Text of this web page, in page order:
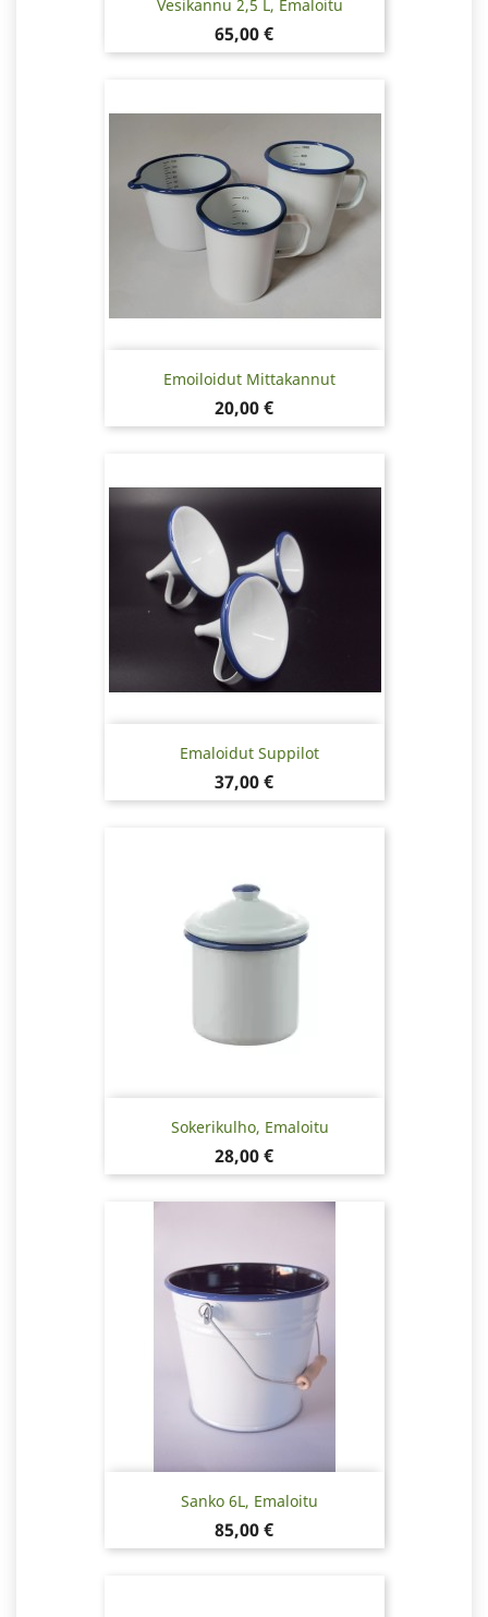
Vesikannu 2,5 L, Emaloitu
Hinta
65,00 €
Emoiloidut Mittakannut
Hinta
20,00 €
Emaloidut Suppilot
Hinta
37,00 €
Sokerikulho, Emaloitu
Hinta
28,00 €
Sanko 6L, Emaloitu
Hinta
85,00 €